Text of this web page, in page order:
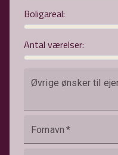
Boligareal:
Antal værelser:
Øvrige ønsker til
Fornavn *